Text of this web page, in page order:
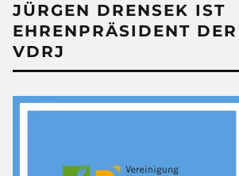
JÜRGEN DRENSEK IST
EHRENPRÄSIDENT DER
VDRJ